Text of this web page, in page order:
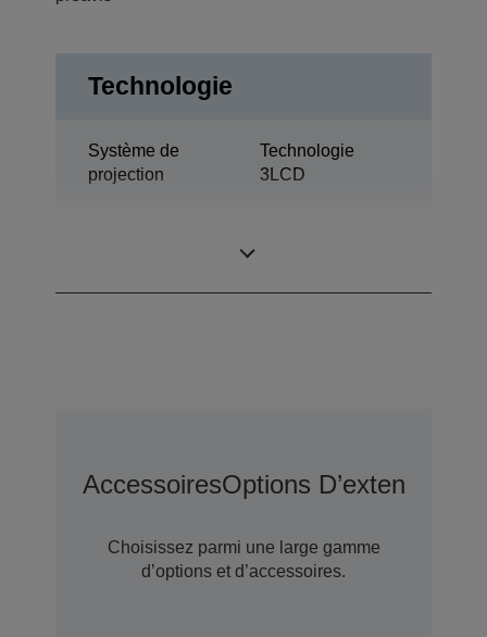
Technologie
Système de
projection
Technologie
3LCD
AccessoiresOptions D’extension
Choisissez parmi une large gamme
d’options et d’accessoires.